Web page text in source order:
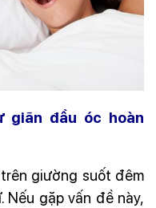
giãn đầu óc hoàn
giường suốt đêm
Nếu gặp vấn đề này,